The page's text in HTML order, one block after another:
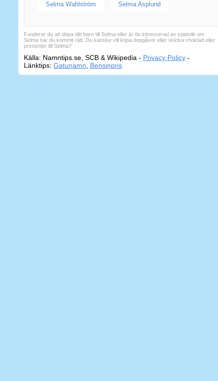
Selma Wahlström Selma Asplund
Funderar du att döpa ditt barn till Selma eller är du intresserad av statistik om
Selma har du kommit rätt. Du kanske vill köpa dopgåvor eller skicka choklad eller
presenter till Selma?
Källa: Namntips.se, SCB & Wikipedia - Privacy Policy-
Länktips: Gatunamn Bensinpris